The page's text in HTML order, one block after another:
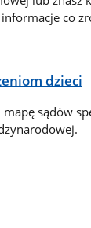
co
dzieci
sądów